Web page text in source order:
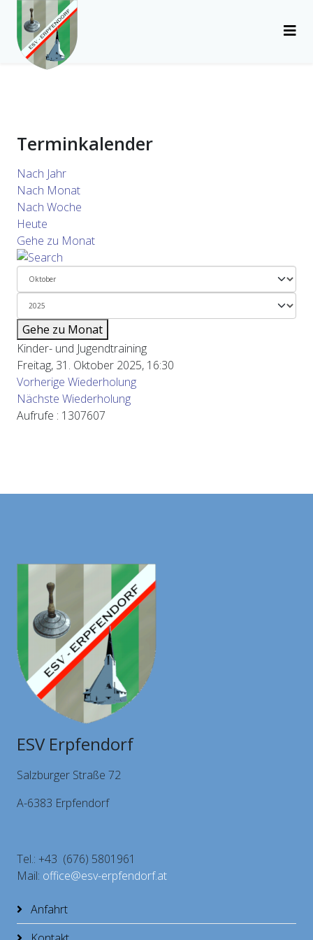
Terminkalender
Nach Jahr
Nach Monat
Nach Woche
Heute
Gehe zu Monat
Gehe zu Monat
Kinder- und Jugendtraining
Freitag, 31. Oktober 2025, 16:30
Vorherige Wiederholung
Nächste Wiederholung
Aufrufe : 1307607
ESV Erpfendorf
Salzburger Straße 72
A-6383 Erpfendorf
Tel.: +43 (676) 5801961
Mail: office@esv-erpfendorf.at
Anfahrt